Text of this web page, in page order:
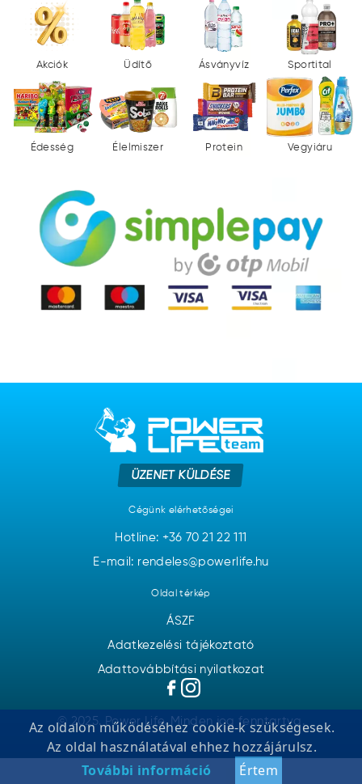
Akciók Üdítő Ásványvíz Sportital
Édesség Élelmiszer Protein Vegyiáru
ÜZENET KÜLDÉSE
Cégünk elérhetőségei
Hotline: +36 70 21 22 111
E-mail: rendeles@powerlife.hu
Oldal térkép
ÁSZF
Adatkezelési tájékoztató
Adattovábbítási nyilatkozat
© 2025. Power Life. Minden jog fenntartva.
Az oldalon működéséhez cookie-k szükségesek.
Az oldal használatával ehhez hozzájárulsz.
További információ
Értem